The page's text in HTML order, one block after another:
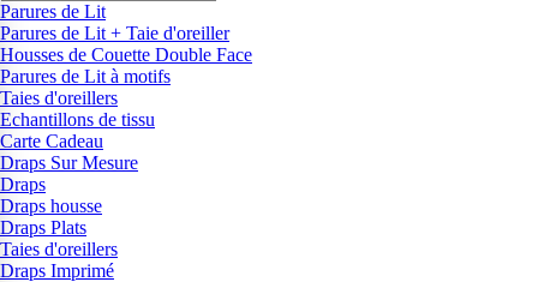
Parures de Lit
Parures de Lit + Taie d'oreiller
Housses de Couette Double Face
Parures de Lit à motifs
Taies d'oreillers
Echantillons de tissu
Carte Cadeau
Draps Sur Mesure
Draps
Draps housse
Draps Plats
Taies d'oreillers
Draps Imprimé